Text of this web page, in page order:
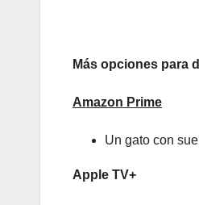
Más opciones para
Amazon Prime
Un gato con
Apple TV+